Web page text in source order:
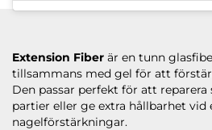
Extension Fiber är en tunn
tillsammans med gel för att
Den passar perfekt för att
partier eller ge extra hållbarhet vid
nagelförstärkningar.